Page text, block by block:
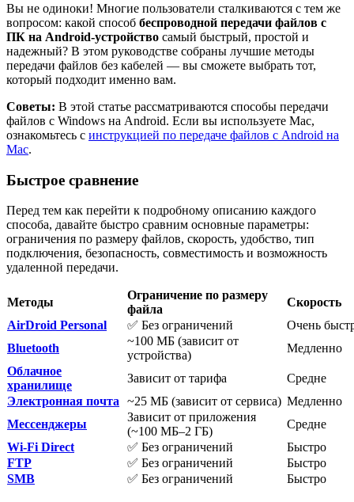
Вы не одиноки! Многие пользователи сталкиваются с тем же
вопросом: какой способ беспроводной передачи файлов с
ПК на Android-устройство самый быстрый, простой и
надежный? В этом руководстве собраны лучшие методы
передачи файлов без кабелей — вы сможете выбрать тот,
который подходит именно вам.
Советы: В этой статье рассматриваются способы передачи
файлов с Windows на Android. Если вы используете Mac,
ознакомьтесь с инструкцией по передаче файлов с Android на
Mac.
Быстрое сравнение
Перед тем как перейти к подробному описанию каждого
способа, давайте быстро сравним основные параметры:
ограничения по размеру файлов, скорость, удобство, тип
подключения, безопасность, совместимость и возможность
удаленной передачи.
Методы
Ограничение по размеру
файла
Скорость
AirDroid Personal
✅ Без ограничений
Очень
Bluetooth
~100 МБ (зависит от
устройства)
Медленно
Облачное
хранилище
Зависит от тарифа
Средне
Электронная почта
~25 МБ (зависит от сервиса) Медленно
Мессенджеры
Зависит от приложения
(~100 МБ–2 ГБ)
Средне
Wi-Fi Direct
✅ Без ограничений
Быстро
FTP
✅ Без ограничений
Быстро
SMB
✅ Без ограничений Быстро